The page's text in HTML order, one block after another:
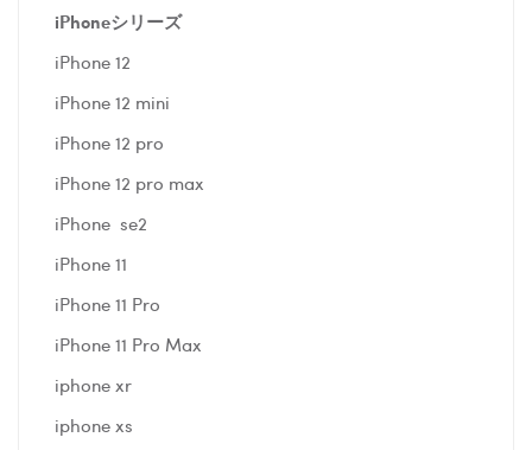
iPhoneシリーズ
iPhone 12
iPhone 12 mini
iPhone 12 pro
iPhone 12 pro max
iPhone se2
iPhone 11
iPhone 11 Pro
iPhone 11 Pro Max
iphone xr
iphone xs